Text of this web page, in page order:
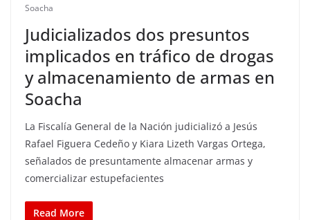
Soacha
Judicializados dos presuntos
implicados en tráfico de drogas
y almacenamiento de armas en
Soacha
La Fiscalía General de la Nación judicializó a Jesús
Rafael Figuera Cedeño y Kiara Lizeth Vargas Ortega,
señalados de presuntamente almacenar armas y
comercializar estupefacientes
Read More